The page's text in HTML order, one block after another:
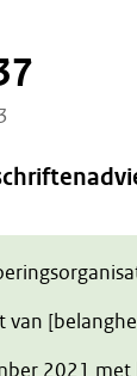
van
2021 met